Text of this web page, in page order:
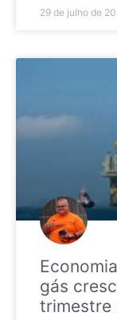
29 de julho de
gás
trimestre